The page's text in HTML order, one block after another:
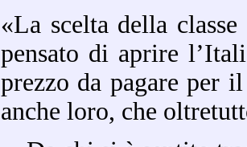
«La scelta della
pensato di aprire
prezzo da pagare per
anche loro, che